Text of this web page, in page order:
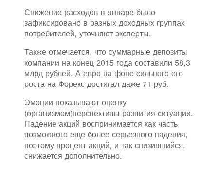
Снижение расходов в январе было
зафиксировано в разных доходных группах
потребителей, уточняют эксперты.
Также отмечается, что суммарные депозиты
компании на конец 2015 года составили 58,3
млрд рублей. А евро на фоне сильного его
роста на Форекс достигал даже 71 руб.
Эмоции показывают оценку
(организмом)перспективы развития ситуации.
Падение акций воспринимается как часть
возможного еще более серьезного падения,
поэтому процент акций, и так снизившийся,
снижается дополнительно.